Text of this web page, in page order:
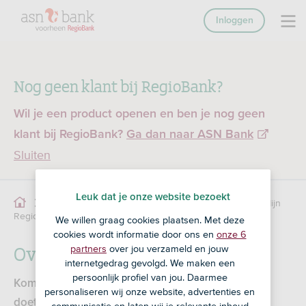
Nog geen klant bij RegioBank?
Wil je een product openen en ben je nog geen
klant bij RegioBank? Ga dan naar ASN Bank
Sluiten
Inloggen
Online Bankieren
Overboeken in Mijn
RegioBank
Overboeken in Mijn RegioBank
Kom je er niet helemaal uit als je een overboeking
doet in Mijn RegioBank? We hebben de meest
Leuk dat je onze website bezoekt
We willen graag cookies plaatsen. Met deze
cookies wordt informatie door ons en onze 6
partners over jou verzameld en jouw
internetgedrag gevolgd. We maken een
persoonlijk profiel van jou. Daarmee
personaliseren wij onze website, advertenties en